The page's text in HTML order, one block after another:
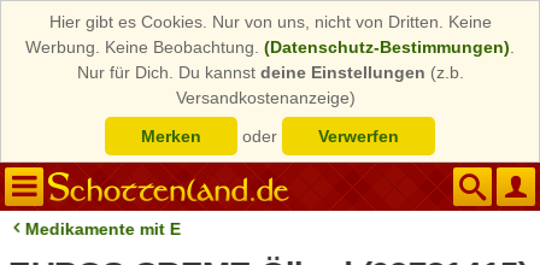
Hier gibt es Cookies. Nur von uns, nicht von Dritten. Keine
Werbung. Keine Beobachtung. (Datenschutz-Bestimmungen)
Nur für Dich. Du kannst deine Einstellungen (z.b.
Versandkostenanzeige)
Merken
oder Verwerfen
Medikamente mit E